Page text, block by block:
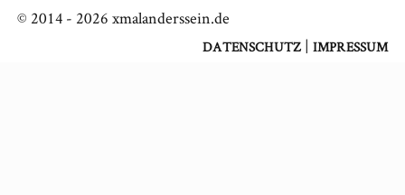
© 2014 - 2026 xmalanderssein.de
DATENSCHUTZ| IMPRESSUM